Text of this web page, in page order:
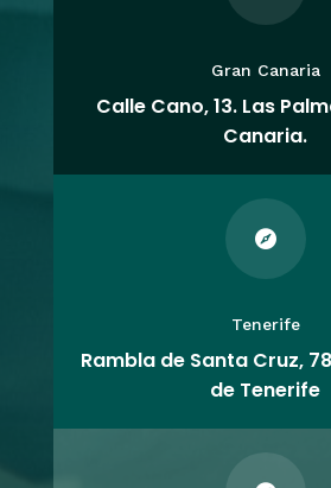
Gran Canaria
Calle Cano, 13. Las
Canaria.

Tenerife
Rambla de Santa Cruz,
de Tenerife